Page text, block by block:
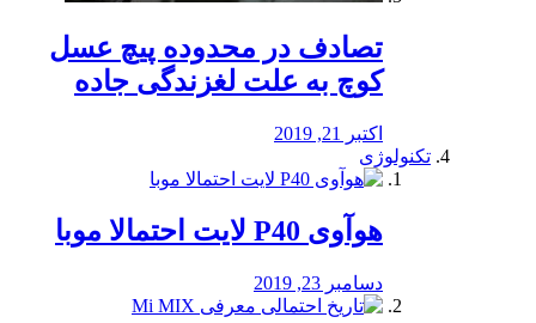
تصادف در محدوده پیچ عسل
کوچ به علت لغزندگی جاده
اکتبر 21, 2019
تکنولوژی
هوآوی P40 لایت احتمالا موبا
دسامبر 23, 2019